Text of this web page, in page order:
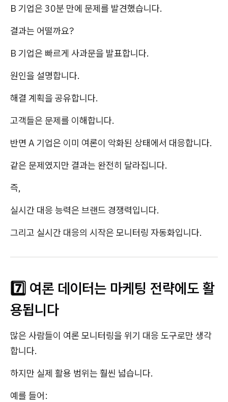
B 기업은 30분 만에 문제를 발견했습니다.
결과는 어떨까요?
B 기업은 빠르게 사과문을 발표합니다.
원인을 설명합니다.
해결 계획을 공유합니다.
고객들은 문제를 이해합니다.
반면 A 기업은 이미 여론이 악화된 상태에서 대응합니다.
같은 문제였지만 결과는 완전히 달라집니다.
즉,
실시간 대응 능력은 브랜드 경쟁력입니다.
그리고 실시간 대응의 시작은 모니터링 자동화입니다.
7️⃣ 여론 데이터는 마케팅 전략에도 활
용됩니다
많은 사람들이 여론 모니터링을 위기 대응 도구로만 생각
합니다.
하지만 실제 활용 범위는 훨씬 넓습니다.
예를 들어: